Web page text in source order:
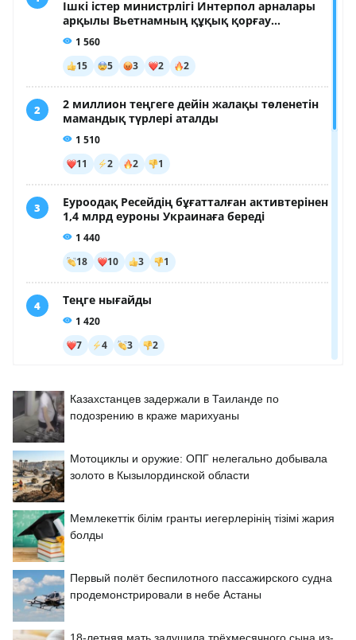
Казахстанцев задержали в Таиланде по
подозрению в краже марихуаны
Мотоциклы и оружие: ОПГ нелегально добывала
золото в Кызылординской области
Мемлекеттік білім гранты иегерлерінің тізімі жария
болды
Первый полёт беспилотного пассажирского судна
продемонстрировали в небе Астаны